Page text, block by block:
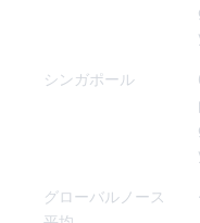
シンガポール
グローバルノース